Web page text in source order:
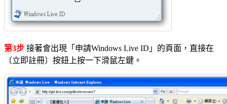
第3步 接著會出現「申請Windows Live ID」的頁面，直接在
〔立即註冊〕按鈕上按一下滑鼠左鍵。